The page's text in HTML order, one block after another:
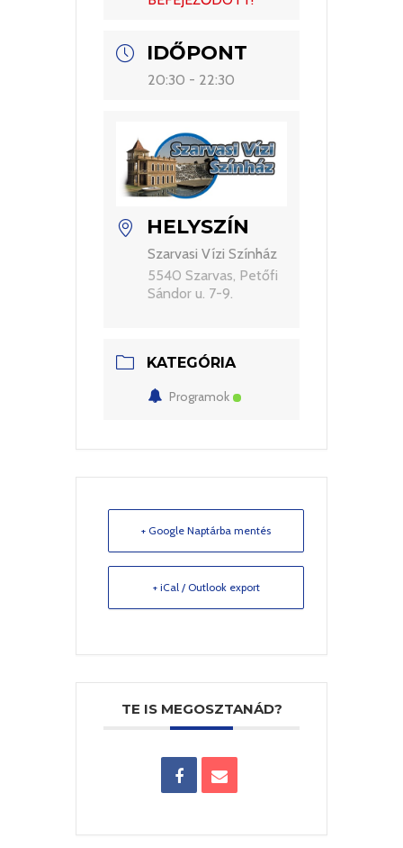
IDŐPONT
20:30 - 22:30
HELYSZÍN
Szarvasi Vízi Színház
5540 Szarvas, Petőfi
Sándor u. 7-9.
KATEGÓRIA
Programok
+ Google Naptárba mentés
+ iCal / Outlook export
TE IS MEGOSZTANÁD?